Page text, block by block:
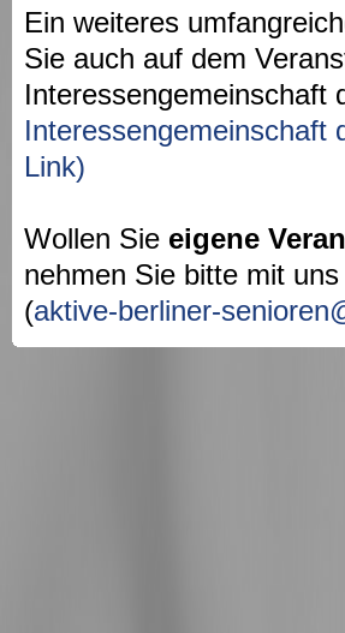
Ein weiteres
Sie auch auf dem
Interessengemeinschaft
Interessengemeinschaft
Link)
Wollen Sie eigene
nehmen Sie bitte mit
(aktive-berliner-